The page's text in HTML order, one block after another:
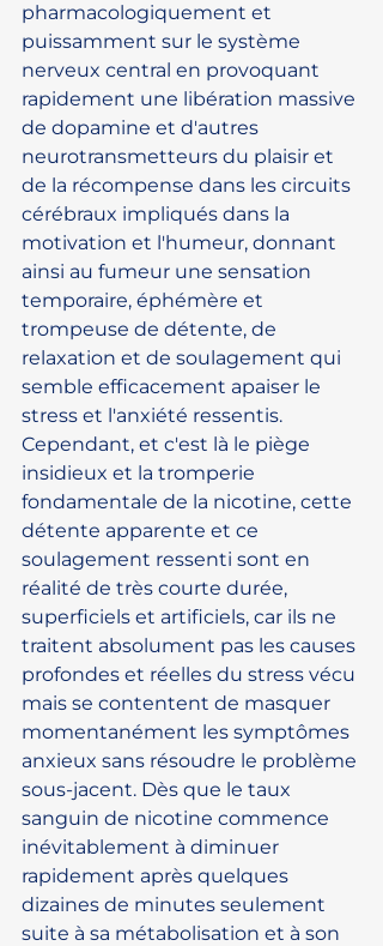
pharmacologiquement et
puissamment sur le système
nerveux central en provoquant
rapidement une libération massive
de dopamine et d'autres
neurotransmetteurs du plaisir et
de la récompense dans les circuits
cérébraux impliqués dans la
motivation et l'humeur, donnant
ainsi au fumeur une sensation
temporaire, éphémère et
trompeuse de détente, de
relaxation et de soulagement qui
semble efficacement apaiser le
stress et l'anxiété ressentis.
Cependant, et c'est là le piège
insidieux et la tromperie
fondamentale de la nicotine, cette
détente apparente et ce
soulagement ressenti sont en
réalité de très courte durée,
superficiels et artificiels, car ils ne
traitent absolument pas les causes
profondes et réelles du stress vécu
mais se contentent de masquer
momentanément les symptômes
anxieux sans résoudre le problème
sous-jacent. Dès que le taux
sanguin de nicotine commence
inévitablement à diminuer
rapidement après quelques
dizaines de minutes seulement
suite à sa métabolisation et à son